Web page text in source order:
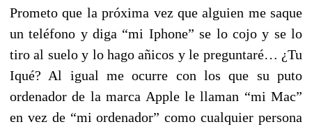
Prometo que la próxima vez que alguien me saque
un teléfono y diga “mi Iphone” se lo cojo y se lo
tiro al suelo y lo hago añicos y le preguntaré… ¿Tu
Iqué? Al igual me ocurre con los que su puto
ordenador de la marca Apple le llaman “mi Mac”
en vez de “mi ordenador” como cualquier persona